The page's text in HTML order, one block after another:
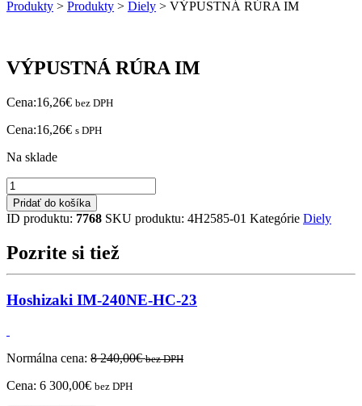
Produkty > Produkty > Diely > VÝPUSTNÁ RÚRA IM
VÝPUSTNÁ RÚRA IM
Cena:16,26€ bez DPH
Cena:16,26€ s DPH
Na sklade
množstvo
VÝPUSTNÁ
RÚRA
IM
Pridať do košíka
ID produktu: 7768 SKU produktu: 4H2585-01 Kategórie Diely
Pozrite si tiež
Hoshizaki IM-240NE-HC-23
Normálna cena: 8 240,00€ bez DPH
Cena: 6 300,00€ bez DPH